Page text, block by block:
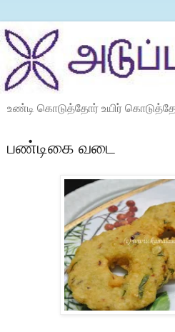
உண்டி கொடுத்தோர் உயிர்
பண்டிகை வடை